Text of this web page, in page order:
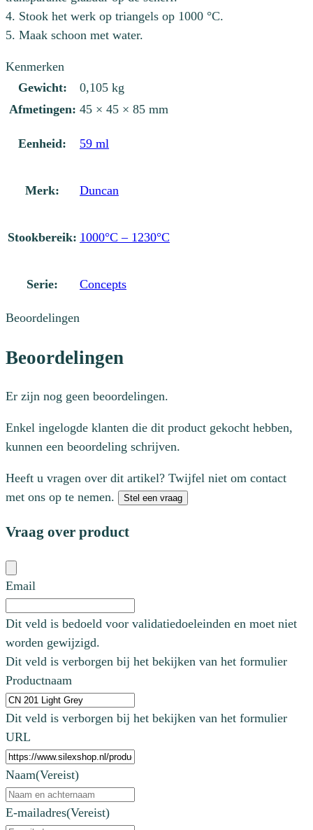
4. Stook het werk op triangels op 1000 °C.
5. Maak schoon met water.
Kenmerken
Gewicht:
0,105 kg
Afmetingen: 45 × 45 × 85 mm
Eenheid: 59 ml
Merk: Duncan
Stookbereik: 1000°C – 1230°C
Serie: Concepts
Beoordelingen
Beoordelingen
Er zijn nog geen beoordelingen.
Enkel ingelogde klanten die dit product gekocht hebben,
kunnen een beoordeling schrijven.
Heeft u vragen over dit artikel? Twijfel niet om contact
met ons op te nemen.
Stel een vraag
Vraag over product
Email
Dit veld is bedoeld voor validatiedoeleinden en moet niet
worden gewijzigd.
Dit veld is verborgen bij het bekijken van het formulier
Productnaam
Dit veld is verborgen bij het bekijken van het formulier
URL
Naam(Vereist)
E-mailadres(Vereist)